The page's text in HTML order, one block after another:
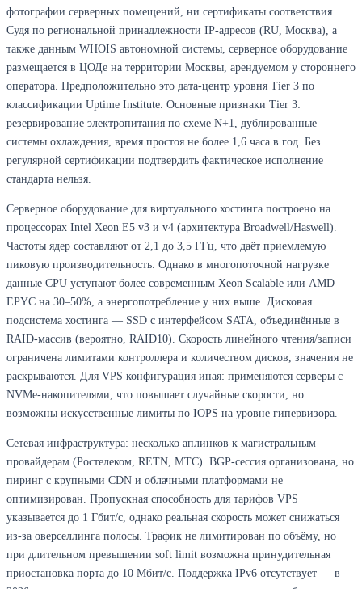
фотографии серверных помещений, ни сертификаты соответствия.
Судя по региональной принадлежности IP-адресов (RU, Москва), а
также данным WHOIS автономной системы, серверное оборудование
размещается в ЦОДе на территории Москвы, арендуемом у стороннего
оператора. Предположительно это дата-центр уровня Tier 3 по
классификации Uptime Institute. Основные признаки Tier 3:
резервирование электропитания по схеме N+1, дублированные
системы охлаждения, время простоя не более 1,6 часа в год. Без
регулярной сертификации подтвердить фактическое исполнение
стандарта нельзя.
Серверное оборудование для виртуального хостинга построено на
процессорах Intel Xeon E5 v3 и v4 (архитектура Broadwell/Haswell).
Частоты ядер составляют от 2,1 до 3,5 ГГц, что даёт приемлемую
пиковую производительность. Однако в многопоточной нагрузке
данные CPU уступают более современным Xeon Scalable или AMD
EPYC на 30–50%, а энергопотребление у них выше. Дисковая
подсистема хостинга — SSD с интерфейсом SATA, объединённые в
RAID-массив (вероятно, RAID10). Скорость линейного чтения/записи
ограничена лимитами контроллера и количеством дисков, значения не
раскрываются. Для VPS конфигурация иная: применяются серверы с
NVMe-накопителями, что повышает случайные скорости, но
возможны искусственные лимиты по IOPS на уровне гипервизора.
Сетевая инфраструктура: несколько аплинков к магистральным
провайдерам (Ростелеком, RETN, МТС). BGP-сессия организована, но
пиринг с крупными CDN и облачными платформами не
оптимизирован. Пропускная способность для тарифов VPS
указывается до 1 Гбит/с, однако реальная скорость может снижаться
из-за оверселлинга полосы. Трафик не лимитирован по объёму, но
при длительном превышении soft limit возможна принудительная
приостановка порта до 10 Мбит/с. Поддержка IPv6 отсутствует — в